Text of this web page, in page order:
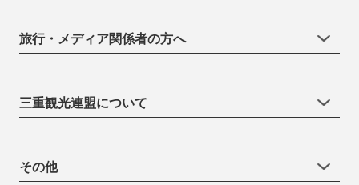
旅行・メディア関係者の方へ
三重観光連盟について
その他